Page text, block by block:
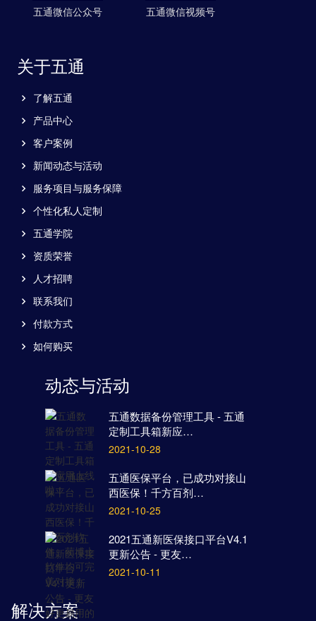
五通微信公众号 五通微信视频号
关于五通
了解五通
产品中心
客户案例
新闻动态与活动
服务项目与服务保障
个性化私人定制
五通学院
资质荣誉
人才招聘
联系我们
付款方式
如何购买
动态与活动
五通数据备份管理工具 - 五通
定制工具箱新应…
2021-10-28
五通医保平台，已成功对接山
西医保！千方百剂…
2021-10-25
2021五通新医保接口平台V4.1
更新公告 - 更友…
2021-10-11
解决方案